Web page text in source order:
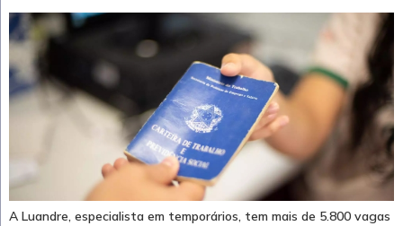
A Luandre, especialista em temporários, tem mais de 5.800 vagas